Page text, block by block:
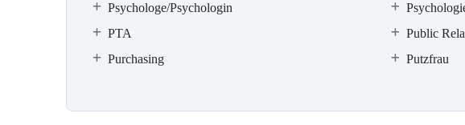
Psychologe/Psychologin
PTA
Public
Purchasing
Putzfrau